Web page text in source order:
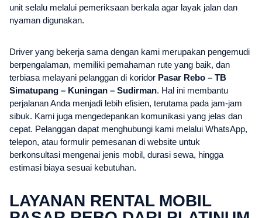
unit selalu melalui pemeriksaan berkala agar layak jalan dan
nyaman digunakan.
Driver yang bekerja sama dengan kami merupakan pengemudi
berpengalaman, memiliki pemahaman rute yang baik, dan
terbiasa melayani pelanggan di koridor Pasar Rebo – TB
Simatupang – Kuningan – Sudirman. Hal ini membantu
perjalanan Anda menjadi lebih efisien, terutama pada jam-jam
sibuk. Kami juga mengedepankan komunikasi yang jelas dan
cepat. Pelanggan dapat menghubungi kami melalui WhatsApp,
telepon, atau formulir pemesanan di website untuk
berkonsultasi mengenai jenis mobil, durasi sewa, hingga
estimasi biaya sesuai kebutuhan.
LAYANAN RENTAL MOBIL